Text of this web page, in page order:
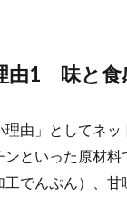
味
定
せ
設
が
由1 味と食
理由」としてネ
ンといった原材
工でんぷん）、甘